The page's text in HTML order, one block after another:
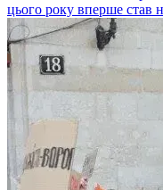
цього року вперше став